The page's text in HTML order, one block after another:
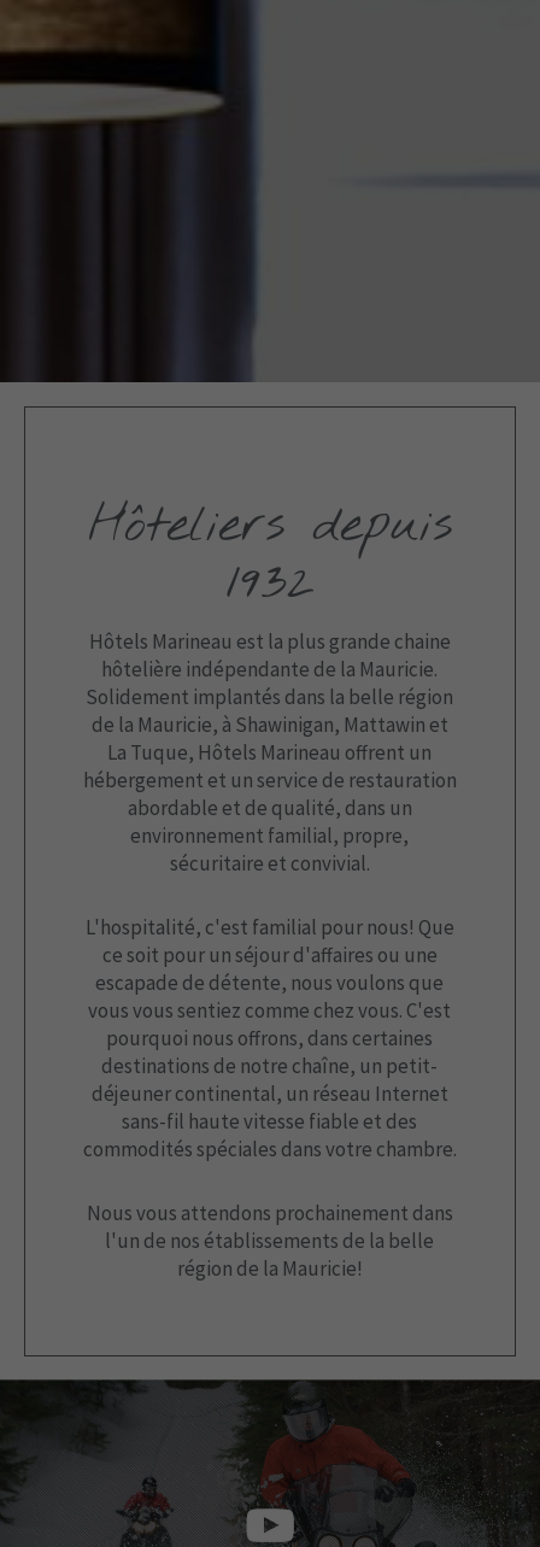
Hôteliers depuis
1932
Hôtels Marineau est la plus grande chaine
hôtelière indépendante de la Mauricie.
Solidement implantés dans la belle région
de la Mauricie, à Shawinigan, Mattawin et
La Tuque, Hôtels Marineau offrent un
hébergement et un service de restauration
abordable et de qualité, dans un
environnement familial, propre,
sécuritaire et convivial.
L'hospitalité, c'est familial pour nous! Que
ce soit pour un séjour d'affaires ou une
escapade de détente, nous voulons que
vous vous sentiez comme chez vous. C'est
pourquoi nous offrons, dans certaines
destinations de notre chaîne, un petit-
déjeuner continental, un réseau Internet
sans-fil haute vitesse fiable et des
commodités spéciales dans votre chambre.
Nous vous attendons prochainement dans
l'un de nos établissements de la belle
région de la Mauricie!